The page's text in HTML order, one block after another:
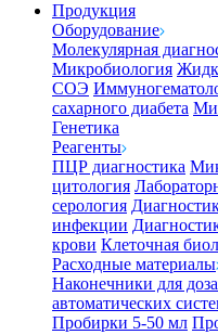
Продукция
Оборудование
Молекулярная
Микробиология
СОЭ
сахарного диабета
Генетика
Реагенты
ПЦР диагностика
цитология
серология
инфекции
крови Клеточная
Расходные материалы
Наконечники для
автоматических
Пробирки 5-50 мл